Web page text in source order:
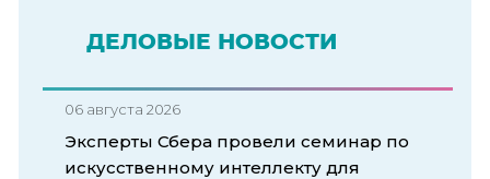
ДЕЛОВЫЕ НОВОСТИ
06 августа 2026
Эксперты Сбера провели семинар по
искусственному интеллекту для